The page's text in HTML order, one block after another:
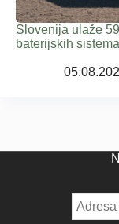
Slovenija ulaže
baterijskih